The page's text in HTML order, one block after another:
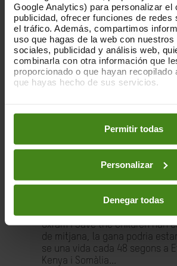
Google Analytics) para personalizar el
publicidad, ofrecer funciones de redes
el tráfico. Además, compartimos
uso que hagas de la web con
sociales, publicidad y análisis web,
combinarla con otra información que
proporcionado o que hayan recopilado
que hayas hecho de sus servicios.
preferencias accediendo a nuestra
en los botones facilitados aPermitir todas
Personalizar
Denegar todas
Un retard perillós 2: el preu
Oxfam i Save the Children han
de mitjana, la gana podria
se una vida cada 48 segons a
Kenya i Somàlia...